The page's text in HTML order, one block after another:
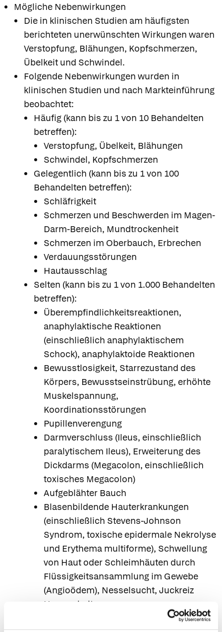
Mögliche Nebenwirkungen
Die in klinischen Studien am häufigsten
berichteten unerwünschten Wirkungen waren
Verstopfung, Blähungen, Kopfschmerzen,
Übelkeit und Schwindel.
Folgende Nebenwirkungen wurden in
klinischen Studien und nach Markteinführung
beobachtet:
Häufig (kann bis zu 1 von 10 Behandelten
betreffen):
Verstopfung, Übelkeit, Blähungen
Schwindel, Kopfschmerzen
Gelegentlich (kann bis zu 1 von 100
Behandelten betreffen):
Schläfrigkeit
Schmerzen und Beschwerden im Magen-
Darm-Bereich, Mundtrockenheit
Schmerzen im Oberbauch, Erbrechen
Verdauungsstörungen
Hautausschlag
Selten (kann bis zu 1 von 1.000 Behandelten
betreffen):
Überempfindlichkeitsreaktionen,
anaphylaktische Reaktionen
(einschließlich anaphylaktischem
Schock), anaphylaktoide Reaktionen
Bewusstlosigkeit, Starrezustand des
Körpers, Bewusstseinstrübung, erhöhte
Muskelspannung,
Koordinationsstörungen
Pupillenverengung
Darmverschluss (Ileus, einschließlich
paralytischem Ileus), Erweiterung des
Dickdarms (Megacolon, einschließlich
toxisches Megacolon)
Aufgeblähter Bauch
Blasenbildende Hauterkrankungen
(einschließlich Stevens-Johnson
Syndrom, toxische epidermale Nekrolyse
und Erythema multiforme), Schwellung
von Haut oder Schleimhäuten durch
Flüssigkeitsansammlung im Gewebe
(Angioödem), Nesselsucht, Juckreiz
Harnverhalt